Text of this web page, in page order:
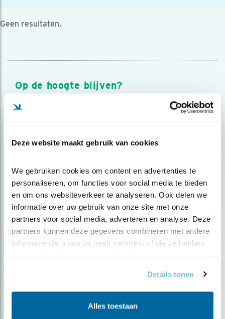
Deze website maakt gebruik van cookies
We gebruiken cookies om content en advertenties te
personaliseren, om functies voor social media te bieden
en om ons websiteverkeer te analyseren. Ook delen we
informatie over uw gebruik van onze site met onze
partners voor social media, adverteren en analyse. Deze
partners kunnen deze gegevens combineren met andere
informatie die u aan ze heeft verstrekt of die ze hebben
Details tonen
Alles toestaan
Geen resultaten.
Op de hoogte blijven?
Meld je aan en ontvang nieuws, inspiratie, acties en tips
over vogels en activiteiten van Vogelbescherming.